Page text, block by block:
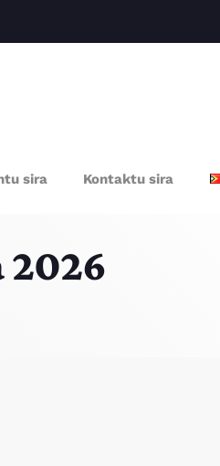
sira Kontaktu sira
2026